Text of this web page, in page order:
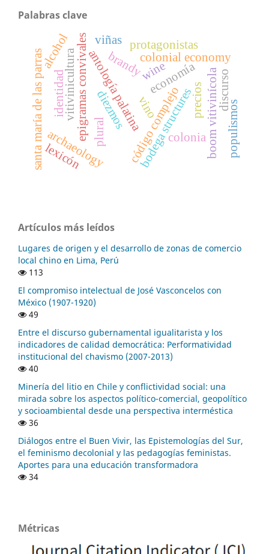
Palabras clave
epigramas convivalesantología palatinavino
código complejo
plural
wine
brandy
bodega structures
colonial economy
archaeology colonia
precios
economía
santa maría de las parras vitivinicultura diezmos boom vitivinícola
protagonistas
viñas
discurso
lexicón
alcohol
identidad
populismos
Artículos más leídos
Lugares de origen y el desarrollo de zonas de comercio
local chino en Lima, Perú
113
El compromiso intelectual de José Vasconcelos con
México (1907-1920)
49
Entre el discurso gubernamental igualitarista y los
indicadores de calidad democrática: Performatividad
institucional del chavismo (2007-2013)
40
Minería del litio en Chile y conflictividad social: una
mirada sobre los aspectos político-comercial, geopolítico
y socioambiental desde una perspectiva interméstica
36
Diálogos entre el Buen Vivir, las Epistemologías del Sur,
el feminismo decolonial y las pedagogías feministas.
Aportes para una educación transformadora
34
Métricas